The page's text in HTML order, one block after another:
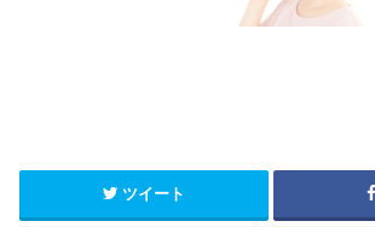
ツイート